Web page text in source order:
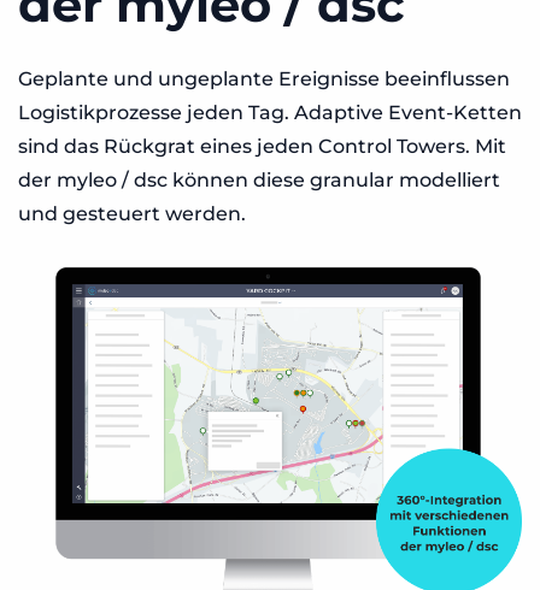
Geplante und ungeplante Ereignisse beeinflussen
Logistikprozesse jeden Tag. Adaptive Event-Ketten
sind das Rückgrat eines jeden Control Towers. Mit
der myleo / dsc können diese granular modelliert
und gesteuert werden.